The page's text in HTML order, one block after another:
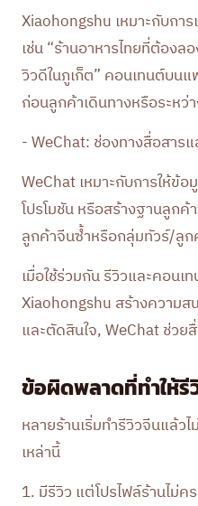
Xiaohongshu เหมาะกับกา
เช่น “ร้านอาหารไทยที่ต้องล
วิวดีในภูเก็ต” คอนเทนต์บน
ก่อนลูกค้าเดินทางหรือระหว่
- WeChat: ช่องทางสื่อสาร
WeChat เหมาะกับการให้ข้
โปรโมชัน หรือสร้างฐานลูกค้
ลูกค้าจีนซ้ำหรือกลุ่มทัวร์/ลู
เมื่อใช้ร่วมกัน รีวิวและคอน
Xiaohongshu สร้างความส
และตัดสินใจ, WeChat ช่วย
ข้อผิดพลาดที่ทำให้รี
หลายร้านเริ่มทำรีวิวจีนแล้ว
เหล่านี้
1. มีรีวิว แต่โปรไฟล์ร้านไม่